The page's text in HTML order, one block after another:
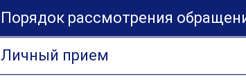
Порядок рассмотрения
Личный прием